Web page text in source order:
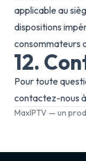
applicable au
dispositions
consommateurs
12.
Pour toute
contactez-nous
MaxIPTV — un